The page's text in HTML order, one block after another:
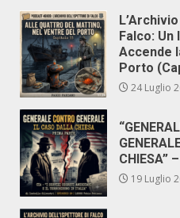
Falco: Un
Accende
Porto
24 Luglio
CHIESA”
19 Luglio